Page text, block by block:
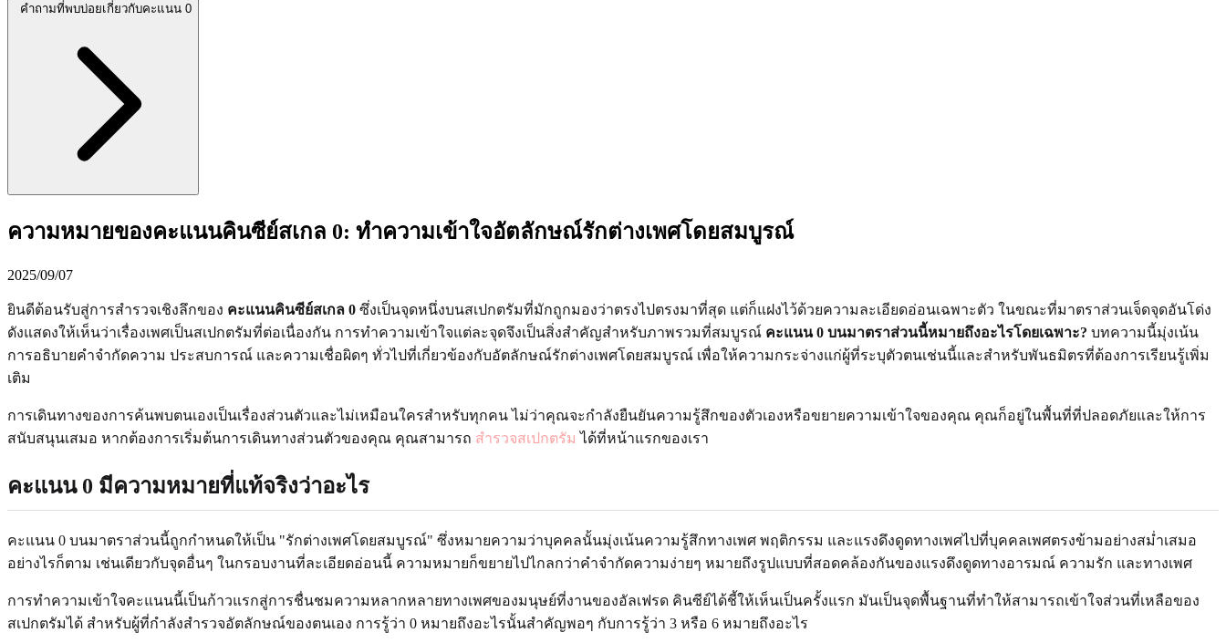
คำถามที่พบบ่อยเกี่ยวกับคะแนน 0
ความหมายของคะแนนคินซีย์สเกล 0: ทำความเข้าใจอัตลักษณ์รักต่างเพศโดยสมบูรณ์
2025/09/07
ยินดีต้อนรับสู่การสำรวจเชิงลึกของ คะแนนคินซีย์สเกล 0 ซึ่งเป็นจุดหนึ่งบนสเปกตรัมที่มักถูกมองว่าตรงไปตรงมาที่สุด แต่ก็แฝงไว้ด้วยความละเอียดอ่อนเฉพาะตัว ในขณะที่มาตราส่วนเจ็ดจุดอันโด่ง
ดังแสดงให้เห็นว่าเรื่องเพศเป็นสเปกตรัมที่ต่อเนื่องกัน การทำความเข้าใจแต่ละจุดจึงเป็นสิ่งสำคัญสำหรับภาพรวมที่สมบูรณ์ คะแนน 0 บนมาตราส่วนนี้หมายถึงอะไรโดยเฉพาะ? บทความนี้มุ่งเน้น
การอธิบายคำจำกัดความ ประสบการณ์ และความเชื่อผิดๆ ทั่วไปที่เกี่ยวข้องกับอัตลักษณ์รักต่างเพศโดยสมบูรณ์ เพื่อให้ความกระจ่างแก่ผู้ที่ระบุตัวตนเช่นนี้และสำหรับพันธมิตรที่ต้องการเรียนรู้เพิ่ม
เติม
การเดินทางของการค้นพบตนเองเป็นเรื่องส่วนตัวและไม่เหมือนใครสำหรับทุกคน ไม่ว่าคุณจะกำลังยืนยันความรู้สึกของตัวเองหรือขยายความเข้าใจของคุณ คุณก็อยู่ในพื้นที่ที่ปลอดภัยและให้การ
สนับสนุนเสมอ หากต้องการเริ่มต้นการเดินทางส่วนตัวของคุณ คุณสามารถ สำรวจสเปกตรัม ได้ที่หน้าแรกของเรา
คะแนน 0 มีความหมายที่แท้จริงว่าอะไร
คะแนน 0 บนมาตราส่วนนี้ถูกกำหนดให้เป็น "รักต่างเพศโดยสมบูรณ์" ซึ่งหมายความว่าบุคคลนั้นมุ่งเน้นความรู้สึกทางเพศ พฤติกรรม และแรงดึงดูดทางเพศไปที่บุคคลเพศตรงข้ามอย่างสม่ำเสมอ
อย่างไรก็ตาม เช่นเดียวกับจุดอื่นๆ ในกรอบงานที่ละเอียดอ่อนนี้ ความหมายก็ขยายไปไกลกว่าคำจำกัดความง่ายๆ หมายถึงรูปแบบที่สอดคล้องกันของแรงดึงดูดทางอารมณ์ ความรัก และทางเพศ
การทำความเข้าใจคะแนนนี้เป็นก้าวแรกสู่การชื่นชมความหลากหลายทางเพศของมนุษย์ที่งานของอัลเฟรด คินซีย์ได้ชี้ให้เห็นเป็นครั้งแรก มันเป็นจุดพื้นฐานที่ทำให้สามารถเข้าใจส่วนที่เหลือของ
สเปกตรัมได้ สำหรับผู้ที่กำลังสำรวจอัตลักษณ์ของตนเอง การรู้ว่า 0 หมายถึงอะไรนั้นสำคัญพอๆ กับการรู้ว่า 3 หรือ 6 หมายถึงอะไร